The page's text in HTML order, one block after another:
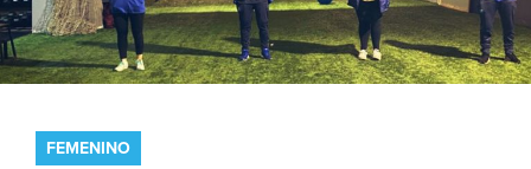
FEMENINO